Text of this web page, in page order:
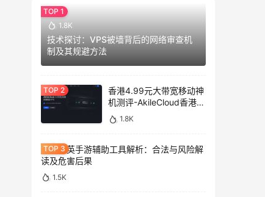
1.8K
技术探讨：VPS被墙背后的网络审查机
制及其规避方法
香港4.99元大带宽移动神
机测评-AkileCloud香港大
带宽服务器测评
1.8K
和平精英手游辅助工具解析：合法与风险解
读及危害后果
1.5K